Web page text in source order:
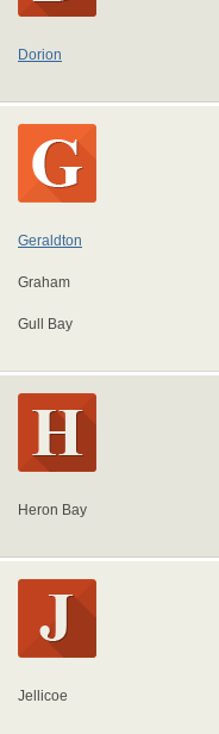
Dorion
Geraldton
Graham
Gull Bay
Heron Bay
Jellicoe